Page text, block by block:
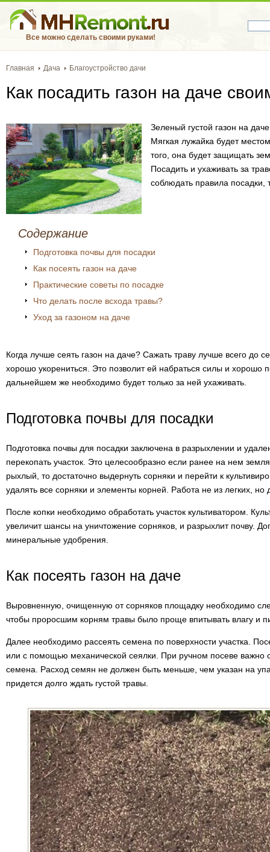
Все можно сделать своими руками!
Главная Дача Благоустройство дачи
Как посадить газон на даче
Зеленый густой газон на
Мягкая лужайка будет
того, она будет защищать
Посадить и ухаживать за
соблюдать правила посадки,
Содержание
Подготовка почвы для посадки
Как посеять газон на даче
Практические советы по посадке
Что делать после всхода травы?
Уход за газоном на даче
Когда лучше сеять газон на даче? Сажать траву лучше всего до
хорошо укорениться. Это позволит ей набраться силы и хорошо
дальнейшем же необходимо будет только за ней ухаживать.
Подготовка почвы для посадки
Подготовка почвы для посадки заключена в разрыхлении и
перекопать участок. Это целесообразно если ранее на нем
рыхлый, то достаточно выдернуть сорняки и перейти к
удалять все сорняки и элементы корней. Работа не из легких, но
После копки необходимо обработать участок культиватором.
увеличит шансы на уничтожение сорняков, и разрыхлит почву.
минеральные удобрения.
Как посеять газон на даче
Выровненную, очищенную от сорняков площадку необходимо
чтобы проросшим корням травы было проще впитывать влагу и
Далее необходимо рассеять семена по поверхности участка.
или с помощью механической сеялки. При ручном посеве важно
семена. Расход семян не должен быть меньше, чем указан на
придется долго ждать густой травы.